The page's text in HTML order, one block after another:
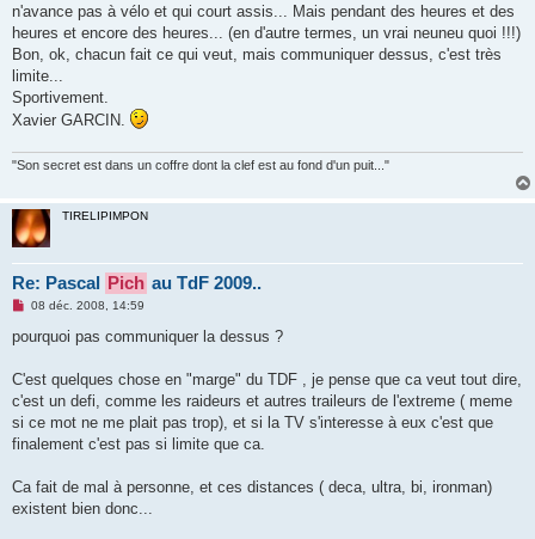
l
u
n'avance pas à vélo et qui court assis... Mais pendant des heures et des
heures et encore des heures... (en d'autre termes, un vrai neuneu quoi !!!)
Bon, ok, chacun fait ce qui veut, mais communiquer dessus, c'est très
limite...
Sportivement.
Xavier GARCIN.
"Son secret est dans un coffre dont la clef est au fond d'un puit..."
TIRELIPIMPON
Re: Pascal Pich au TdF 2009..
M
s
g
n
o
l
08 déc. 2008, 14:59
pourquoi pas communiquer la dessus ?
C'est quelques chose en "marge" du TDF , je pense que ca veut tout dire,
c'est un defi, comme les raideurs et autres traileurs de l'extreme ( meme
si ce mot ne me plait pas trop), et si la TV s'interesse à eux c'est que
finalement c'est pas si limite que ca.
Ca fait de mal à personne, et ces distances ( deca, ultra, bi, ironman)
existent bien donc...